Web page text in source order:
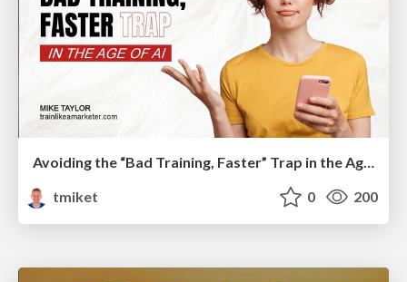
Avoiding the “Bad Training, Faster” Trap in the Age of AI
tmiket
0 200